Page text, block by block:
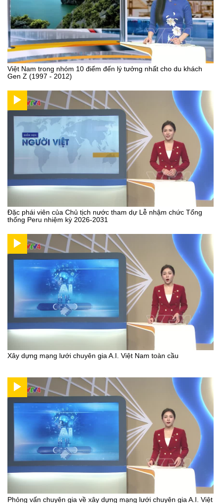
Việt Nam trong nhóm 10 điểm đến lý tưởng nhất cho du khách
Gen Z (1997 - 2012)
Đặc phái viên của Chủ tịch nước tham dự Lễ nhậm chức Tổng
thống Peru nhiệm kỳ 2026-2031
Xây dựng mạng lưới chuyên gia A.I. Việt Nam toàn cầu
Phỏng vấn chuyên gia về xây dựng mạng lưới chuyên gia A.I. Việt